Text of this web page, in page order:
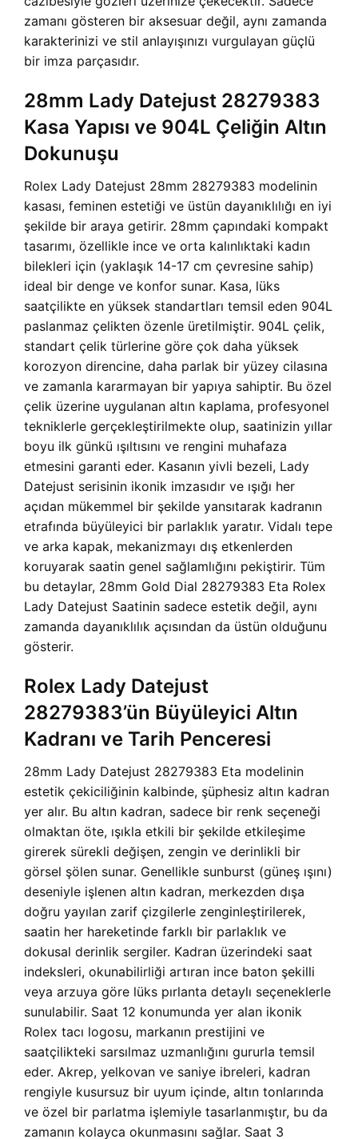
zamanı gösteren bir aksesuar değil, aynı zamanda
karakterinizi ve stil anlayışınızı vurgulayan güçlü
bir imza parçasıdır.
28mm Lady Datejust 28279383
Kasa Yapısı ve 904L Çeliğin Altın
Dokunuşu
Rolex Lady Datejust 28mm 28279383 modelinin
kasası, feminen estetiği ve üstün dayanıklılığı en iyi
şekilde bir araya getirir. 28mm çapındaki kompakt
tasarımı, özellikle ince ve orta kalınlıktaki kadın
bilekleri için (yaklaşık 14-17 cm çevresine sahip)
ideal bir denge ve konfor sunar. Kasa, lüks
saatçilikte en yüksek standartları temsil eden 904L
paslanmaz çelikten özenle üretilmiştir. 904L çelik,
standart çelik türlerine göre çok daha yüksek
korozyon direncine, daha parlak bir yüzey cilasına
ve zamanla kararmayan bir yapıya sahiptir. Bu özel
çelik üzerine uygulanan altın kaplama, profesyonel
tekniklerle gerçekleştirilmekte olup, saatinizin yıllar
boyu ilk günkü ışıltısını ve rengini muhafaza
etmesini garanti eder. Kasanın yivli bezeli, Lady
Datejust serisinin ikonik imzasıdır ve ışığı her
açıdan mükemmel bir şekilde yansıtarak kadranın
etrafında büyüleyici bir parlaklık yaratır. Vidalı tepe
ve arka kapak, mekanizmayı dış etkenlerden
koruyarak saatin genel sağlamlığını pekiştirir. Tüm
bu detaylar, 28mm Gold Dial 28279383 Eta Rolex
Lady Datejust Saatinin sadece estetik değil, aynı
zamanda dayanıklılık açısından da üstün olduğunu
gösterir.
Rolex Lady Datejust
28279383’ün Büyüleyici Altın
Kadranı ve Tarih Penceresi
28mm Lady Datejust 28279383 Eta modelinin
estetik çekiciliğinin kalbinde, şüphesiz altın kadran
yer alır. Bu altın kadran, sadece bir renk seçeneği
olmaktan öte, ışıkla etkili bir şekilde etkileşime
girerek sürekli değişen, zengin ve derinlikli bir
görsel şölen sunar. Genellikle sunburst (güneş ışını)
deseniyle işlenen altın kadran, merkezden dışa
doğru yayılan zarif çizgilerle zenginleştirilerek,
saatin her hareketinde farklı bir parlaklık ve
dokusal derinlik sergiler. Kadran üzerindeki saat
indeksleri, okunabilirliği artıran ince baton şekilli
veya arzuya göre lüks pırlanta detaylı seçeneklerle
sunulabilir. Saat 12 konumunda yer alan ikonik
Rolex tacı logosu, markanın prestijini ve
saatçilikteki sarsılmaz uzmanlığını gururla temsil
eder. Akrep, yelkovan ve saniye ibreleri, kadran
rengiyle kusursuz bir uyum içinde, altın tonlarında
ve özel bir parlatma işlemiyle tasarlanmıştır, bu da
zamanın kolayca okunmasını sağlar. Saat 3